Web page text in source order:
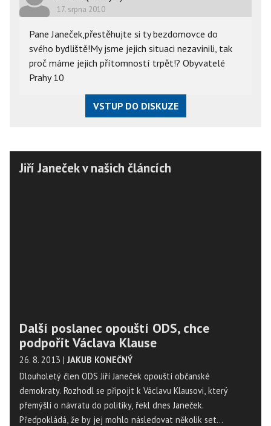
17. srpna 2010
Pane Janeček,přestěhujte si ty bezdomovce do
svého bydliště!My jsme jejich situaci nezavinili, tak
proč máme jejich přítomností trpět!? Obyvatelé
Prahy 10
VSTUP DO DISKUZE
Jiří Janeček v našich článcích
Další poslanec opouští ODS, chce
podpořit Václava Klause
26. 8. 2013 | JAKUB KONEČNÝ
Dlouholetý člen ODS Jiří Janeček opouští občanské
demokraty. Rozhodl se připojit k Václavu Klausovi, který
přemýšlí o návratu do politiky, řekl dnes Janeček.
Předpokládá, že by jej mohlo následovat několik set